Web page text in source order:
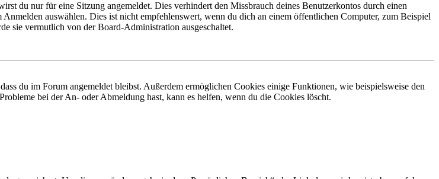
du nur für eine Sitzung angemeldet. Dies verhindert den Missbrauch deines Benutzerkontos durch einen
auswählen. Dies ist nicht empfehlenswert, wenn du dich an einem öffentlichen Computer, zum Beispiel
sie vermutlich von der Board-Administration ausgeschaltet.
du im Forum angemeldet bleibst. Außerdem ermöglichen Cookies einige Funktionen, wie beispielsweise den
bei der An- oder Abmeldung hast, kann es helfen, wenn du die Cookies löscht.